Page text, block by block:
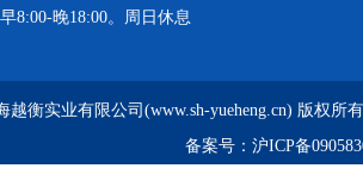
8:00-晚18:00。周日休息
越衡实业有限公司(www.sh-yueheng.cn) 版权所
备案号： 沪ICP备